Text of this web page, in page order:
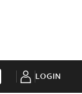
LOGIN